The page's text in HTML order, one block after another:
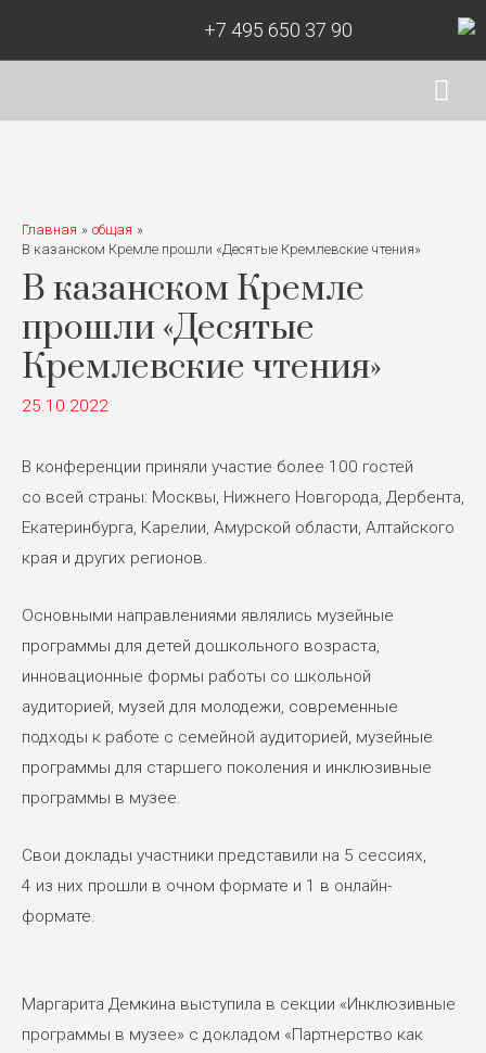
+7 495 650 37 90
Главная
общая
В казанском Кремле прошли «Десятые Кремлевские чтения»
В казанском Кремле
прошли «Десятые
Кремлевские чтения»
25.10.2022
В конференции приняли участие более 100 гостей
со всей страны: Москвы, Нижнего Новгорода, Дербента,
Екатеринбурга, Карелии, Амурской области, Алтайского
края и других регионов.
Основными направлениями являлись музейные
программы для детей дошкольного возраста,
инновационные формы работы со школьной
аудиторией, музей для молодежи, современные
подходы к работе с семейной аудиторией, музейные
программы для старшего поколения и инклюзивные
программы в музее.
Свои доклады участники представили на 5 сессиях,
4 из них прошли в очном формате и 1 в онлайн-
формате.
Маргарита Демкина выступила в секции «Инклюзивные
программы в музее» с докладом «Партнерство как